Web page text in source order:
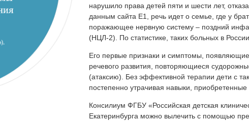
нарушило права детей пяти и шести лет,
данным сайта Е1, речь идет о семье, где у
поражающее нервную систему – поздний
(НЦЛ-2). По статистике, таких больных в
Его первые признаки и симптомы,
речевого развития, повторяющиеся
(атаксию). Без эффективной терапии дети с
постепенно утрачивая навыки,
Консилиум ФГБУ «Российская детская
Екатеринбурга можно вылечить с помощью